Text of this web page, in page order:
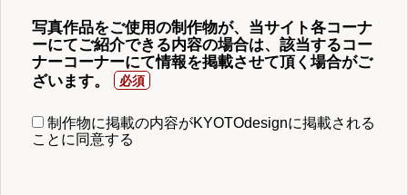
写真作品をご使用の制作物が、当サイト各コーナ
ーにてご紹介できる内容の場合は、該当するコー
ナーコーナーにて情報を掲載させて頂く場合がご
ざいます。
制作物に掲載の内容がKYOTOdesignに掲載される
ことに同意する